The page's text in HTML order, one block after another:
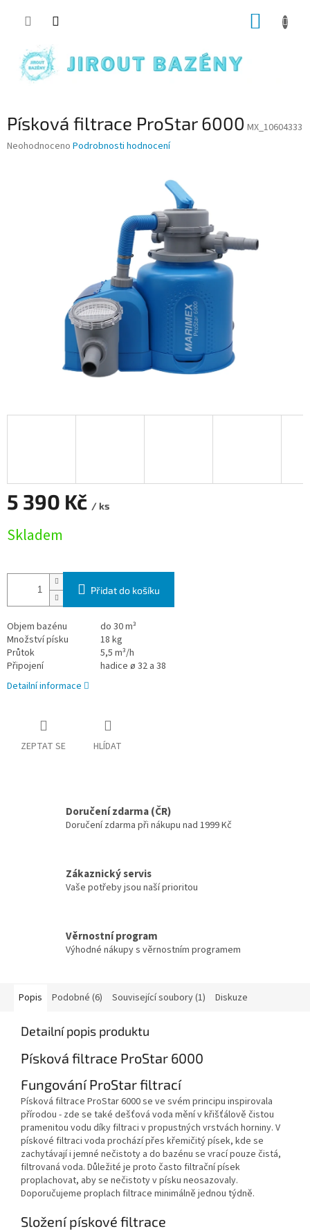
Písková filtrace ProStar 6000 MX_10604333
Průměrné hodnocení produktu je 0,0 z 5 hvězdiček.
Neohodnoceno Podrobnosti hodnocení
5 390 Kč / ks
Skladem
Přidat do košíku
Objem bazénu
do 30 m³
Množství písku
18 kg
Průtok
5,5 m³/h
Připojení
hadice ø 32 a 38
Detailní informace
ZEPTAT SE HLÍDAT
Doručení zdarma (ČR)
Doručení zdarma při nákupu nad 1999 Kč
Zákaznický servis
Vaše potřeby jsou naší prioritou
Věrnostní program
Výhodné nákupy s věrnostním programem
Popis Podobné (6) Související soubory (1) Diskuze
Detailní popis produktu
Písková filtrace ProStar 6000
Fungování ProStar filtrací
Písková filtrace ProStar 6000 se ve svém principu inspirovala
přírodou - zde se také dešťová voda mění v křišťálově čistou
pramenitou vodu díky filtraci v propustných vrstvách horniny. V
pískové filtraci voda prochází přes křemičitý písek, kde se
zachytávají i jemné nečistoty a do bazénu se vrací pouze čistá,
filtrovaná voda. Důležité je proto často filtrační písek
proplachovat, aby se nečistoty v písku neosazovaly.
Doporučujeme proplach filtrace minimálně jednou týdně.
Složení pískové filtrace